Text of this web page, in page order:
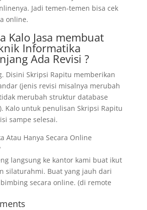
Jadi temen-temen bisa cek
online.
Kalo Jasa membuat
Informatika
Ada Revisi ?
Disini Skripsi Rapitu memberikan
(jenis revisi misalnya merubah
merubah struktur database
Kalo untuk penulisan Skripsi Rapitu
sampe selesai.
Atau Hanya Secara Online
langsung ke kantor kami buat ikut
silaturahmi. Buat yang jauh dari
secara online. (di remote